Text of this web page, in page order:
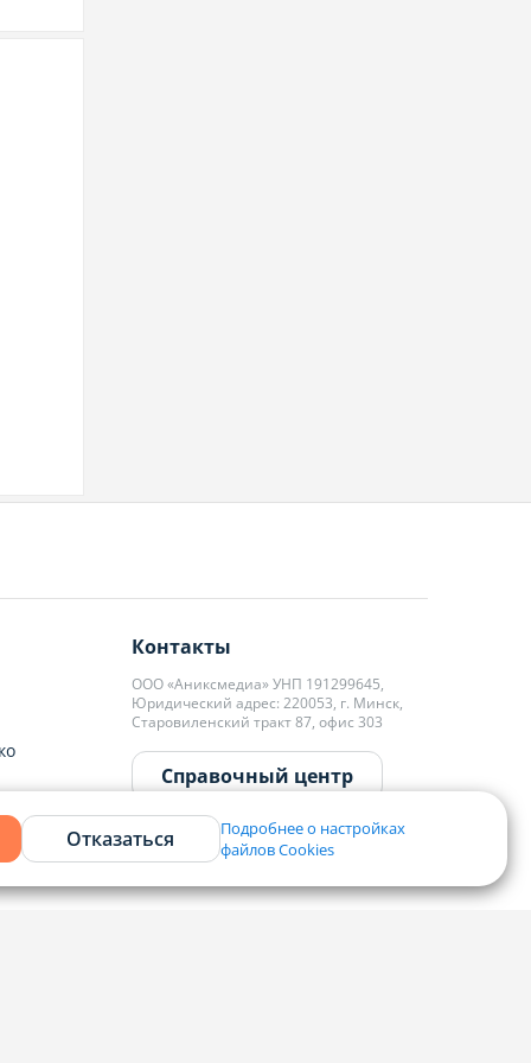
Контакты
ООО «Аниксмедиа» УНП 191299645,
Юридический адрес: 220053, г. Минск,
Старовиленский тракт 87, офис 303
Справочный центр
Отказаться
Подробнее о настройках
файлов Cookies